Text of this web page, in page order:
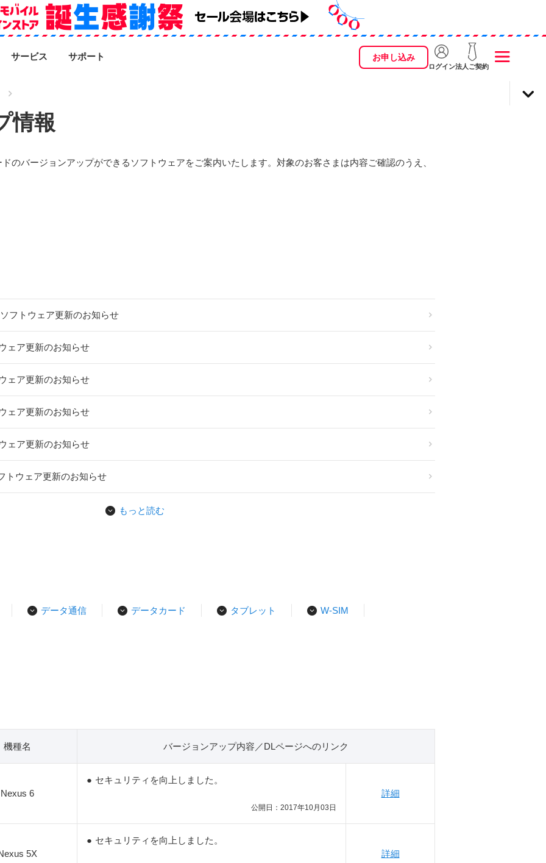
サービス サポート お申し込み
ログイン法人ご契約
情報
のバージョンアップができるソフトウェアをご案内いたします。対象のお客さまは内容ご確認のうえ、
フトウェア更新のお知らせ
ェア更新のお知らせ
ェア更新のお知らせ
ェア更新のお知らせ
ェア更新のお知らせ
トウェア更新のお知らせ
もっと読む
データ通信 データカード タブレット
W-SIM
機種名 バージョンアップ内容／DLページへのリンク
Nexus 6
● セキュリティを向上しました。
公開日：2017年10月03日
詳細
5X
● セキュリティを向上しました。
詳細